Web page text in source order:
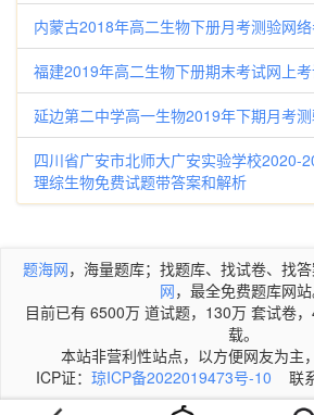
内蒙古2018年高二生物下册月考测验网
福建2019年高二生物下册期末考试网上
延边第二中学高一生物2019年下期月考
四川省广安市北师大广安实验学校2020-
理综生物免费试题带答案和解析
题海网，海量题库；找题库、找试卷、找答
网，最全免费题库网站
目前已有 6500万 道试题，130万 套试卷
载。
本站非营利性站点，以方便网友为主
ICP证： 琼ICP备2022019473号-10 联